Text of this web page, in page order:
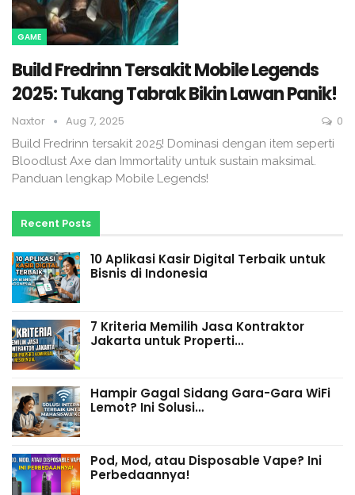
GAME
Build Fredrinn Tersakit Mobile Legends
2025: Tukang Tabrak Bikin Lawan Panik!
Naxtor Aug 7, 2025 0
Build Fredrinn tersakit 2025! Dominasi dengan item seperti
Bloodlust Axe dan Immortality untuk sustain maksimal.
Panduan lengkap Mobile Legends!
Recent Posts
10 Aplikasi Kasir Digital Terbaik untuk
Bisnis di Indonesia
7 Kriteria Memilih Jasa Kontraktor
Jakarta untuk Properti…
Hampir Gagal Sidang Gara-Gara WiFi
Lemot? Ini Solusi…
Pod, Mod, atau Disposable Vape? Ini
Perbedaannya!